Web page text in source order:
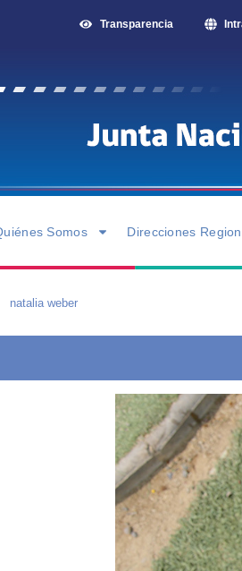
Transparencia
Somos Direcciones
natalia weber